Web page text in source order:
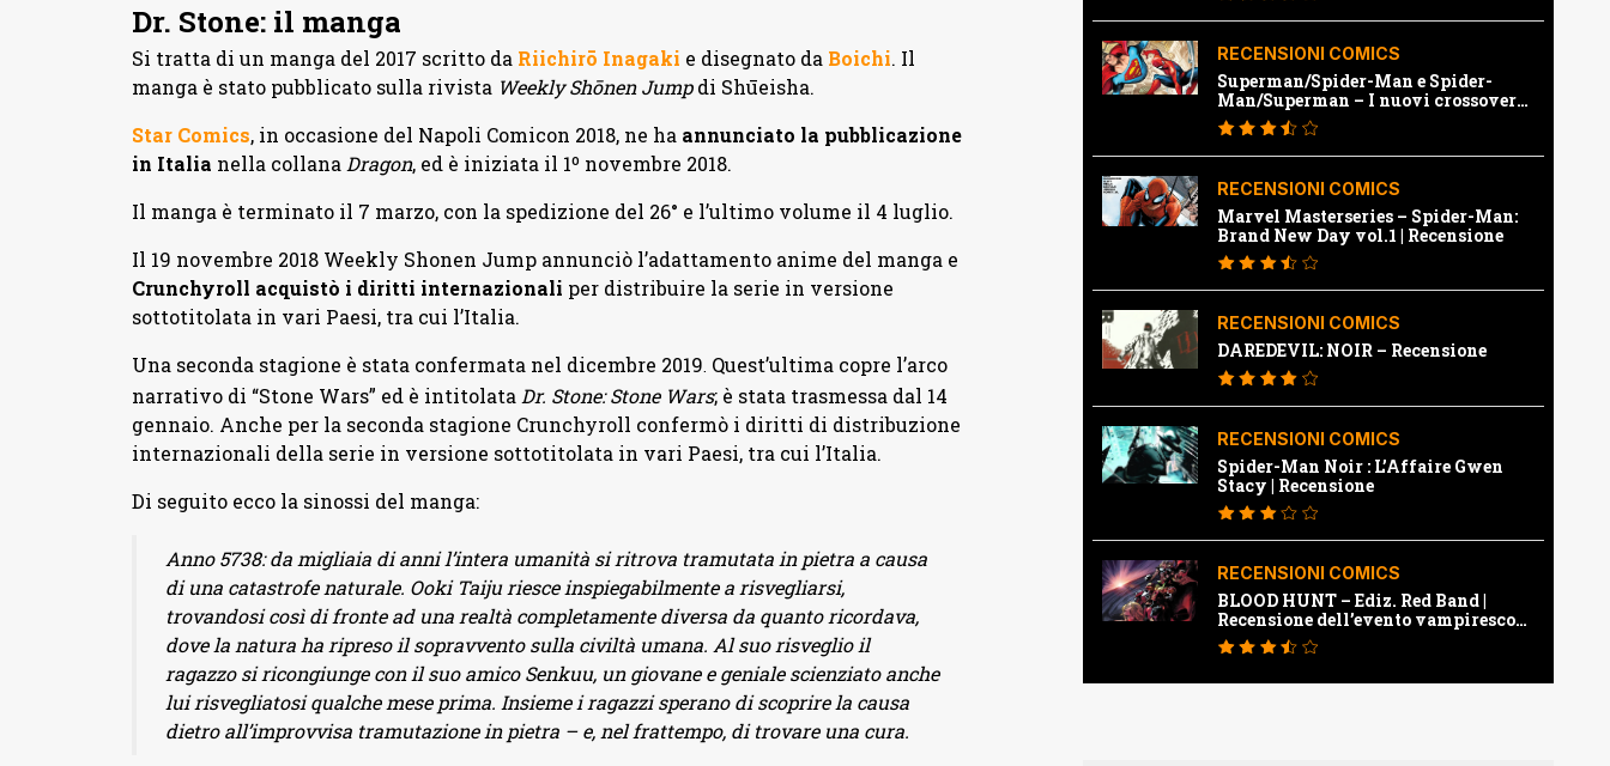
Dr. Stone: il manga
Si tratta di un manga del 2017 scritto da Riichirō Inagaki e disegnato da Boichi. Il
manga è stato pubblicato sulla rivista Weekly Shōnen Jumpdi Shūeisha.
Star Comics, in occasione del Napoli Comicon 2018, ne ha annunciato la pubblicazione
in Italia nella collana Dragon, ed è iniziata il 1º novembre 2018.
Il manga è terminato il 7 marzo, con la spedizione del 26° e l’ultimo volume il 4 luglio.
Il 19 novembre 2018 Weekly Shonen Jump annunciò l’adattamento anime del manga e
Crunchyroll acquistò i diritti internazionali per distribuire la serie in versione
sottotitolata in vari Paesi, tra cui l’Italia.
Una seconda stagione è stata confermata nel dicembre 2019. Quest’ultima copre l’arco
narrativo di “Stone Wars” ed è intitolata Dr. Stone: Stone Wars; è stata trasmessa dal 14
gennaio. Anche per la seconda stagione Crunchyroll confermò i diritti di distribuzione
internazionali della serie in versione sottotitolata in vari Paesi, tra cui l’Italia.
Di seguito ecco la sinossi del manga:
Anno 5738: da migliaia di anni l’intera umanità si ritrova tramutata in pietra a causa
di una catastrofe naturale. Ooki Taiju riesce inspiegabilmente a risvegliarsi,
trovandosi così di fronte ad una realtà completamente diversa da quanto ricordava,
dove la natura ha ripreso il sopravvento sulla civiltà umana. Al suo risveglio il
ragazzo si ricongiunge con il suo amico Senkuu, un giovane e geniale scienziato anche
lui risvegliatosi qualche mese prima. Insieme i ragazzi sperano di scoprire la causa
dietro all’improvvisa tramutazione in pietra – e, nel frattempo, di trovare una cura.
RECENSIONI COMICS
Superman/Spider-Man e Spider-
Man/Superman – I nuovi crossover
Marvel e Dc | Recensione
RECENSIONI COMICS
Marvel Masterseries – Spider-Man:
Brand New Day vol.1 | Recensione
RECENSIONI COMICS
DAREDEVIL: NOIR – Recensione
RECENSIONI COMICS
Spider-Man Noir : L’Affaire Gwen
Stacy | Recensione
RECENSIONI COMICS
BLOOD HUNT – Ediz. Red Band |
Recensione dell’evento vampiresco
della Marvel